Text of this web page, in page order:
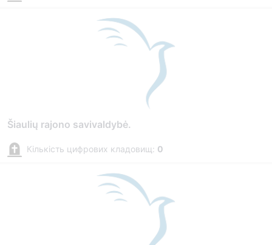
Šiaulių rajono savivaldybė.
Кількість цифрових кладовищ: 0